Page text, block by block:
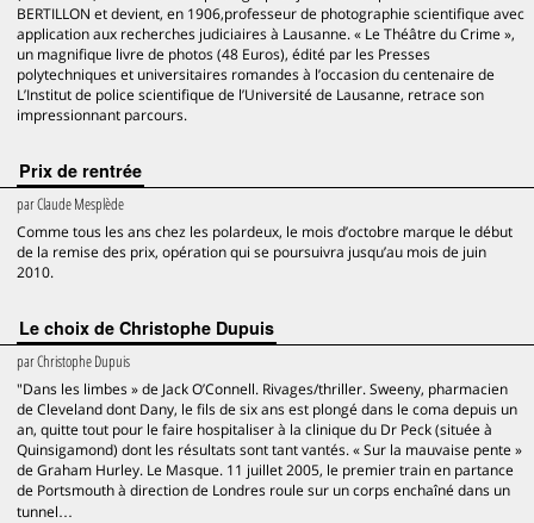
BERTILLON et devient, en 1906,professeur de photographie scientifique avec
application aux recherches judiciaires à Lausanne. « Le Théâtre du Crime »,
un magnifique livre de photos (48 Euros), édité par les Presses
polytechniques et universitaires romandes à l’occasion du centenaire de
L’Institut de police scientifique de l’Université de Lausanne, retrace son
impressionnant parcours.
Prix de rentrée
parClaude Mesplède
Comme tous les ans chez les polardeux, le mois d’octobre marque le début
de la remise des prix, opération qui se poursuivra jusqu’au mois de juin
2010.
Le choix de Christophe Dupuis
parChristophe Dupuis
"Dans les limbes » de Jack O’Connell. Rivages/thriller. Sweeny, pharmacien
de Cleveland dont Dany, le fils de six ans est plongé dans le coma depuis un
an, quitte tout pour le faire hospitaliser à la clinique du Dr Peck (située à
Quinsigamond) dont les résultats sont tant vantés. « Sur la mauvaise pente »
de Graham Hurley. Le Masque. 11 juillet 2005, le premier train en partance
de Portsmouth à direction de Londres roule sur un corps enchaîné dans un
tunnel…